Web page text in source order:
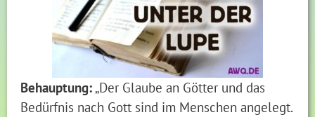
Behauptung: „Der Glaube an Götter und das
Bedürfnis nach Gott sind im Menschen angelegt.